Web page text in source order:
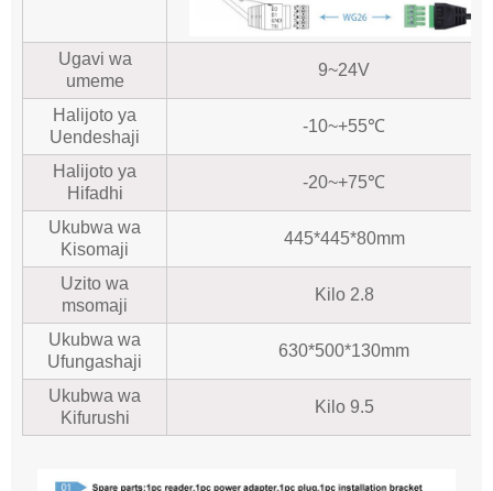
Ugavi wa
umeme
9~24V
Halijoto ya
Uendeshaji
-10~+55℃
Halijoto ya
Hifadhi
-20~+75℃
Ukubwa wa
Kisomaji
445*445*80mm
Uzito wa
msomaji
Kilo 2.8
Ukubwa wa
Ufungashaji
630*500*130mm
Ukubwa wa
Kifurushi
Kilo 9.5